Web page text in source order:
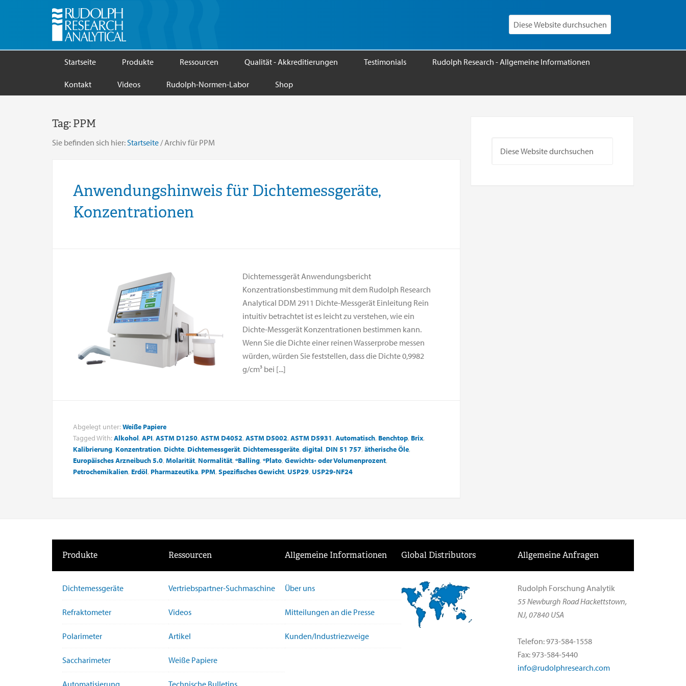
Startseite Produkte Ressourcen Qualität - Akkreditierungen Testimonials Rudolph Research - Allgemeine Informationen
Kontakt Videos Rudolph-Normen-Labor Shop
Tag:PPM
Sie befinden sich hier: Startseite /Archiv für PPM
Anwendungshinweis für Dichtemessgeräte,
Konzentrationen
Dichtemessgerät Anwendungsbericht
Konzentrationsbestimmung mit dem Rudolph Research
Analytical DDM 2911 Dichte-Messgerät Einleitung Rein
intuitiv betrachtet ist es leicht zu verstehen, wie ein
Dichte-Messgerät Konzentrationen bestimmen kann.
Wenn Sie die Dichte einer reinen Wasserprobe messen
würden, würden Sie feststellen, dass die Dichte 0,9982
g/cm³ bei [...]
Abgelegt unter: Weiße Papiere
Tagged With: Alkohol, API, ASTM D1250, ASTM D4052, ASTM D5002, ASTM D5931, Automatisch, Benchtop, Brix,
Kalibrierung, Konzentration, Dichte, Dichtemessgerät, Dichtemessgeräte, digital, DIN 51 757, ätherische Öle,
Europäisches Arzneibuch 5.0, Molarität, Normalität, ºBalling, ºPlato, Gewichts- oder Volumenprozent,
Petrochemikalien, Erdöl, Pharmazeutika, PPM, Spezifisches Gewicht, USP29, USP29-NF24
Produkte
Dichtemessgeräte
Refraktometer
Polarimeter
Saccharimeter
Automatisierung
Ressourcen
Vertriebspartner-Suchmaschine
Videos
Artikel
Weiße Papiere
Technische Bulletins
Allgemeine Informationen
Über uns
Mitteilungen an die Presse
Kunden/Industriezweige
Global Distributors Allgemeine Anfragen
Rudolph Forschung Analytik
55 Newburgh Road Hackettstown,
NJ, 07840 USA
Telefon: 973-584-1558
Fax: 973-584-5440
info@rudolphresearch.com